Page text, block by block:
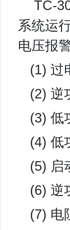
TC-
系统运
电压报
(1) 过
(2) 逆
(3) 低
(4) 低
(5) 启
(6) 逆
(7) 电